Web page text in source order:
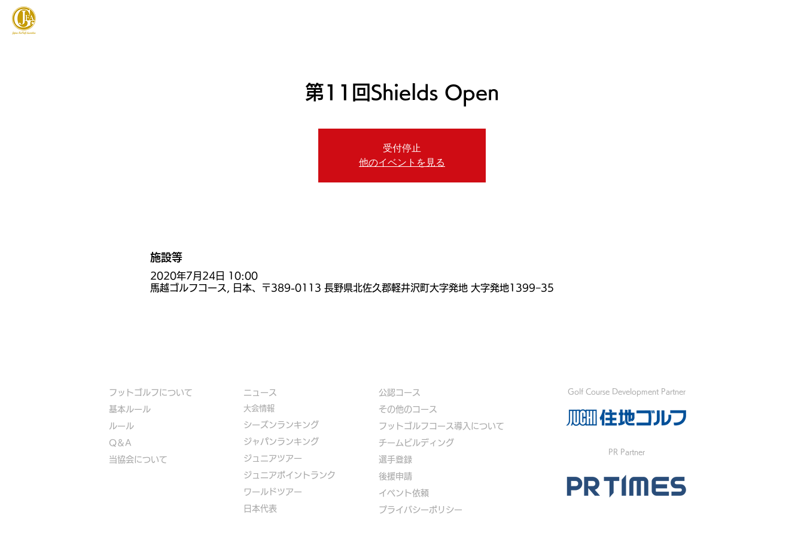
第11回Shields Open
受付停止
他のイベントを見る
施設等
2020年7月24日 10:00
馬越ゴルフコース, 日本、〒389-0113 長野県北佐久郡軽井沢町大字発地 大字発地1399−35
フットゴルフについて
基本ルール
ルール
Q＆A
​当協会について
​ニュース
大会情報
シーズンランキング
ジャパンランキング
ジュニアツアー
ジュニアポイントランク
​ワールドツアー
​​日本代表
公認コース
​その他のコース
​ フットゴルフコース導入について
​チームビルディング
選手登録​
​後援申請
​イベント依頼
プライバシーポリシー
Golf Course Development Partner
PR Partner